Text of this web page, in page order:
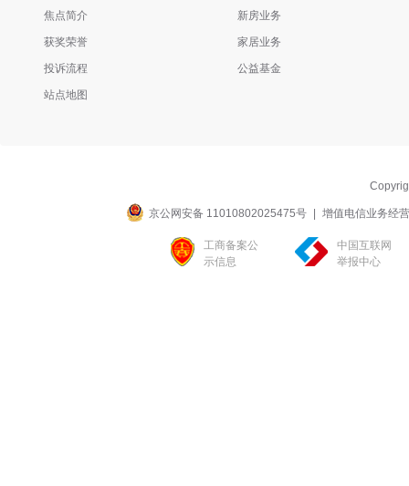
焦点简介
获奖荣誉
投诉流程
站点地图
新房业务
家居业务
公益基金
京公网安备 11010802025475号 增值电信业务经
工商备案公
示信息
中国互联网
举报中心